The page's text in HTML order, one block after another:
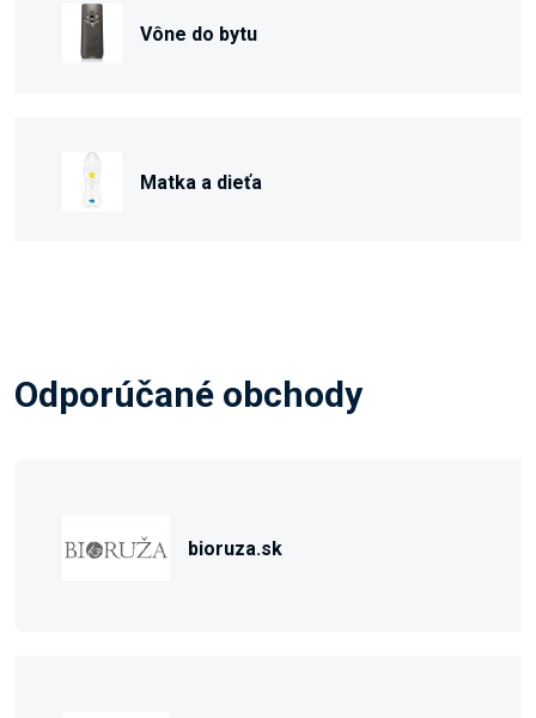
Vône do bytu
Matka a dieťa
Odporúčané obchody
bioruza.sk